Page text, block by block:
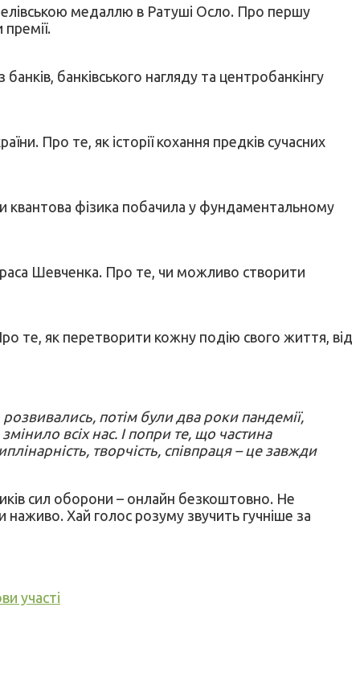
медаллю в Ратуші Осло. Про першу
банківського нагляду та центробанкінгу
Про те, як історії кохання предків сучасних
квантова фізика побачила у фундаментальному
Шевченка. Про те, чи можливо створити
те, як перетворити кожну подію свого життя, від
потім були два роки пандемії,
всіх нас. І попри те, що частина
творчість, співпраця – це завжди
сил оборони – онлайн безкоштовно. Не
наживо. Хай голос розуму звучить гучніше за
участі